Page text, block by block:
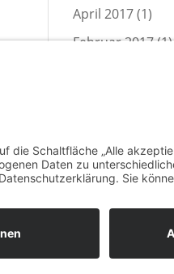
April 2017(1)
Februar 2017(1)